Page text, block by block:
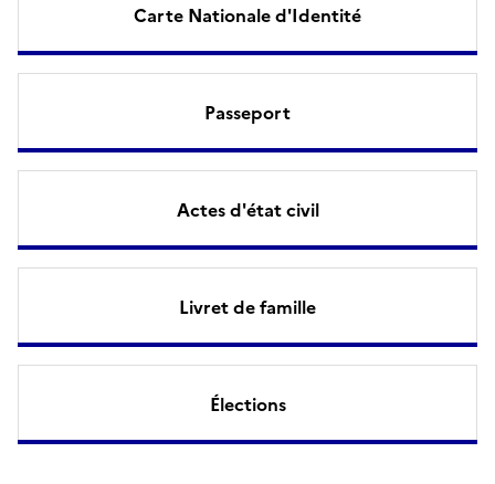
Carte Nationale d'Identité
Passeport
Actes d'état civil
Livret de famille
Élections